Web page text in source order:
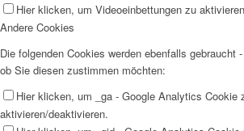
Hier klicken, um Videoeinbettungen zu
Andere Cookies
Die folgenden Cookies werden ebenfalls gebraucht
ob Sie diesen zustimmen möchten:
Hier klicken, um _ga - Google Analytics Cookie
aktivieren/deaktivieren.